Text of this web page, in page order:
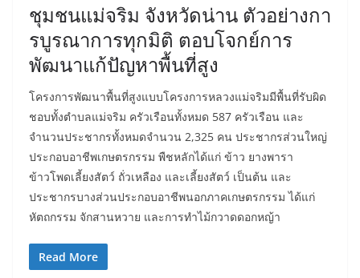
ชุมชนแม่จริม จังหวัดน่าน ตัวอย่างกา
รบูรณาการทุกมิติ ตอบโจกย์การ
พัฒนาแก้ปัญหาพื้นที่สูง
โครงการพัฒนาพื้นที่สูงแบบโครงการหลวงแม่จริมมีพื้นที่รับผิด
ชอบทั้งตำบลแม่จริม ครัวเรือนทั้งหมด 587 ครัวเรือน และ
จำนวนประชากรทั้งหมดจำนวน 2,325 คน ประชากรส่วนใหญ่
ประกอบอาชีพเกษตรกรรม พืชหลักได้แก่ ข้าว ยางพารา
ข้าวโพดเลี้ยงสัตว์ ถั่วเหลือง และเลี้ยงสัตว์ เป็นต้น และ
ประชากรบางส่วนประกอบอาชีพนอกภาคเกษตรกรรม ได้แก่
หัตถกรรม จักสานหวาย และการทำไม้กวาดดอกหญ้า
Read More